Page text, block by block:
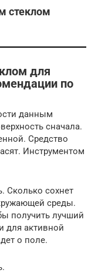
стеклом
для
по
данным
сначала.
Средство
Инструментом
Сколько сохнет
среды.
получить лучший
для активной
о поле.